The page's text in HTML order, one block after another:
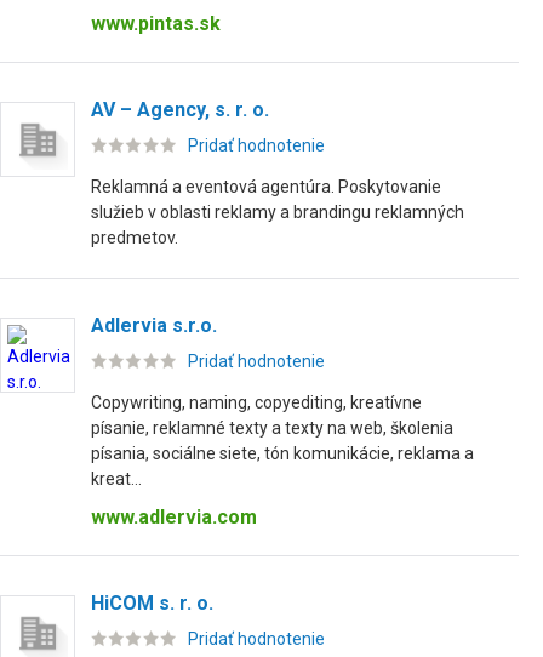
www.pintas.sk
AV – Agency, s. r. o.
Pridať hodnotenie
Reklamná a eventová agentúra. Poskytovanie
služieb v oblasti reklamy a brandingu reklamných
predmetov.
Adlervia s.r.o.
Pridať hodnotenie
Copywriting, naming, copyediting, kreatívne
písanie, reklamné texty a texty na web, školenia
písania, sociálne siete, tón komunikácie, reklama a
kreat...
www.adlervia.com
HiCOM s. r. o.
Pridať hodnotenie